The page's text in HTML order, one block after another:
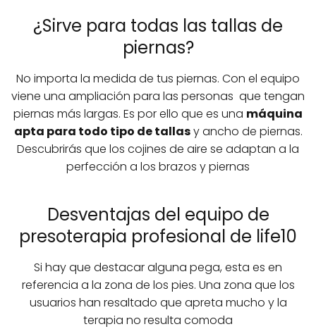
¿Sirve para todas las tallas de
piernas?
No importa la medida de tus piernas. Con el equipo
viene una ampliación para las personas que tengan
piernas más largas. Es por ello que es una máquina
apta para todo tipo de tallasy ancho de piernas.
Descubrirás que los cojines de aire se adaptan a la
perfección a los brazos y piernas
Desventajas del equipo de
presoterapia profesional de life10
Si hay que destacar alguna pega, esta es en
referencia a la zona de los pies. Una zona que los
usuarios han resaltado que apreta mucho y la
terapia no resulta comoda